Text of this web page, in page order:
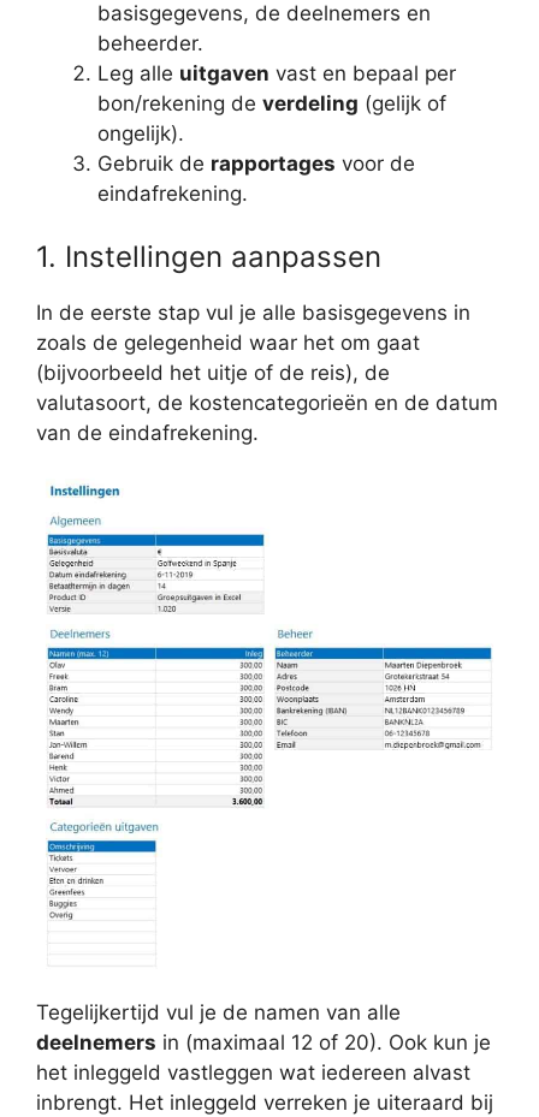
basisgegevens, de deelnemers en
beheerder.
Leg alle uitgaven vast en bepaal per
bon/rekening de verdeling (gelijk of
ongelijk).
Gebruik de rapportages voor de
eindafrekening.
1. Instellingen aanpassen
In de eerste stap vul je alle basisgegevens in
zoals de gelegenheid waar het om gaat
(bijvoorbeeld het uitje of de reis), de
valutasoort, de kostencategorieën en de datum
van de eindafrekening.
Tegelijkertijd vul je de namen van alle
deelnemers in (maximaal 12 of 20). Ook kun je
het inleggeld vastleggen wat iedereen alvast
inbrengt. Het inleggeld verreken je uiteraard bij